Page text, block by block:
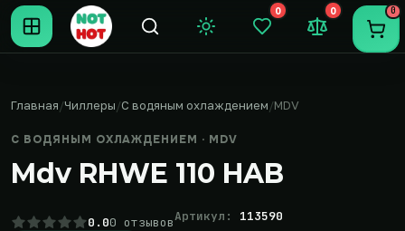
Темная тема
0
Закладки (0)
0
Сравнение
0
Главная Чиллеры С водяным охлаждением MDV
С ВОДЯНЫМ ОХЛАЖДЕНИЕМ · MDV
Mdv RHWE 110 HAB
0.00 отзывовАртикул: 113590